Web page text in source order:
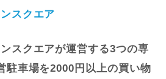
スクエア
スクエアが運営する3つの専
駐車場を2000円以上の買い物